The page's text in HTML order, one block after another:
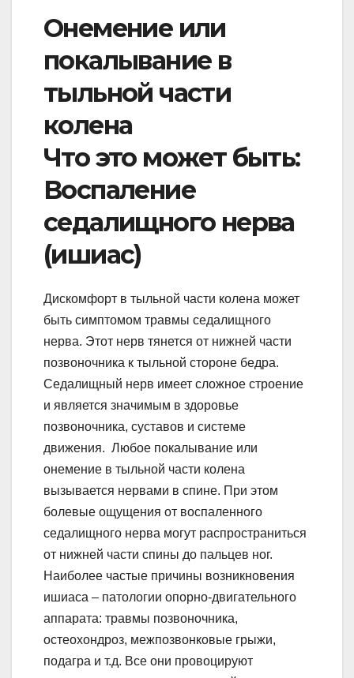
Онемение или
покалывание в
тыльной части
колена
Что это может быть:
Воспаление
седалищного нерва
(ишиас)
Дискомфорт в тыльной части колена может
быть симптомом травмы седалищного
нерва. Этот нерв тянется от нижней части
позвоночника к тыльной стороне бедра.
Седалищный нерв имеет сложное строение
и является значимым в здоровье
позвоночника, суставов и системе
движения. Любое покалывание или
онемение в тыльной части колена
вызывается нервами в спине. При этом
болевые ощущения от воспаленного
седалищного нерва могут распространиться
от нижней части спины до пальцев ног.
Наиболее частые причины возникновения
ишиаса – патологии опорно-двигательного
аппарата: травмы позвоночника,
остеохондроз, межпозвонковые грыжи,
подагра и т.д. Все они провоцируют